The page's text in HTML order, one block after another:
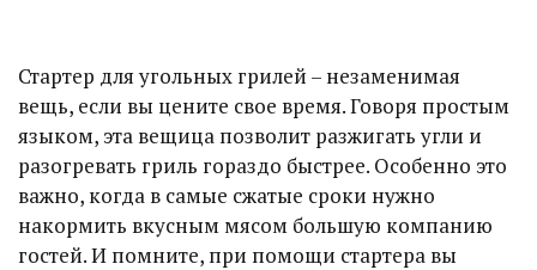
Стартер для угольных грилей – незаменимая
вещь, если вы цените свое время. Говоря простым
языком, эта вещица позволит разжигать угли и
разогревать гриль гораздо быстрее. Особенно это
важно, когда в самые сжатые сроки нужно
накормить вкусным мясом большую компанию
гостей. И помните, при помощи стартера вы